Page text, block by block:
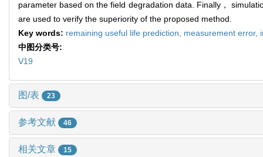
parameter based on the field degradation data. Finally，
are used to verify the superiority of the proposed method.
Key words: remaining useful life prediction, measurement error,
中图分类号:
V19
图/表 23
参考文献 46
相关文章 15